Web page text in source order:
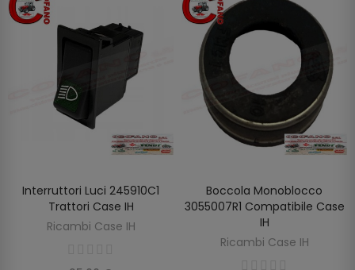
AGGIUNGI AL CARRELLO
Interruttori Luci 245910C1
Trattori Case IH
Ricambi Case IH
AGGIUNGI AL CARRELLO
Boccola Monoblocco
3055007R1 Compatibile Case
IH
Ricambi Case IH